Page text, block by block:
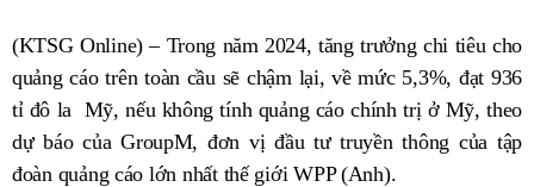
(KTSG Online) – Trong năm 2024, tăng trưởng chi tiêu cho
quảng cáo trên toàn cầu sẽ chậm lại, về mức 5,3%, đạt 936
tỉ đô la Mỹ, nếu không tính quảng cáo chính trị ở Mỹ, theo
dự báo của GroupM, đơn vị đầu tư truyền thông của tập
đoàn quảng cáo lớn nhất thế giới WPP (Anh).